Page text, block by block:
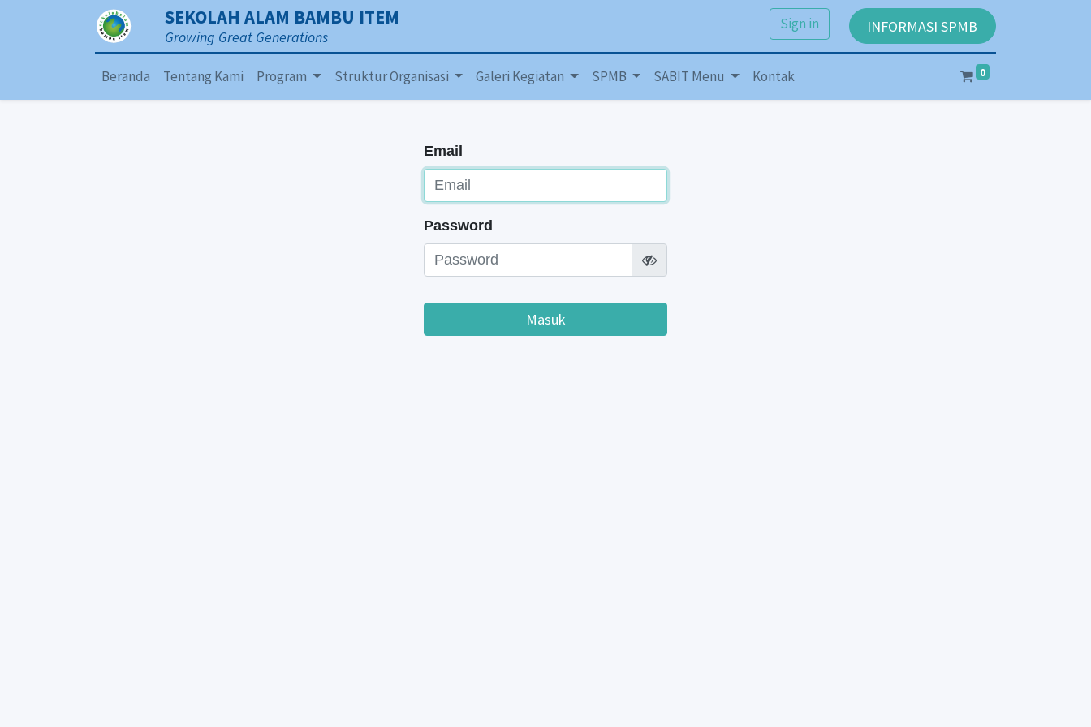
SEKOLAH ALAM BAMBU ITEM
Growing Great Generations
Sign in INFORMASI SPMB
Beranda Tentang Kami Program Struktur Organisasi Galeri Kegiatan SPMB SABIT Menu Kontak 0
Email
Password
Masuk